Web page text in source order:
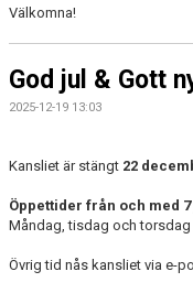
Välkomna!
God jul & Gott
2025-12-19 13:03
Kansliet är stängt 22
Öppettider från och med
Måndag, tisdag och torsdag
Övrig tid nås kansliet via e-